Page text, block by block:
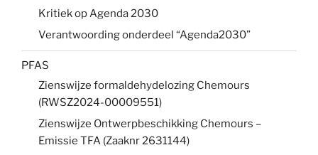
Kritiek op Agenda 2030
Verantwoording onderdeel “Agenda2030”
PFAS
Zienswijze formaldehydelozing Chemours
(RWSZ2024-00009551)
Zienswijze Ontwerpbeschikking Chemours –
Emissie TFA (Zaaknr 2631144)